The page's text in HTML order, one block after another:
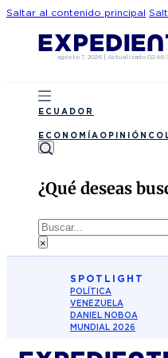
Saltar al contenido principal
agosto 7, 2026 | Actualizado
ECUADOR
ECONOMÍA OPINIÓN
¿Qué deseas
Buscar
×
SPOTLIGHT
POLÍTICA
VENEZUELA
DANIEL NOBOA
MUNDIAL 2026